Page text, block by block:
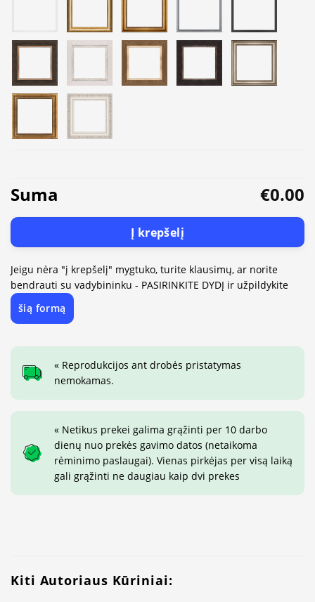
Suma €0.00
Į krepšelį
Jeigu nėra "į krepšelį" mygtuko, turite klausimų, ar norite
bendrauti su vadybininku - PASIRINKITE DYDĮ ir užpildykite
šią formą
« Reprodukcijos ant drobės pristatymas
nemokamas.
« Netikus prekei galima grąžinti per 10 darbo
dienų nuo prekės gavimo datos (netaikoma
rėminimo paslaugai). Vienas pirkėjas per visą laiką
gali grąžinti ne daugiau kaip dvi prekes
Kiti Autoriaus Kūriniai: